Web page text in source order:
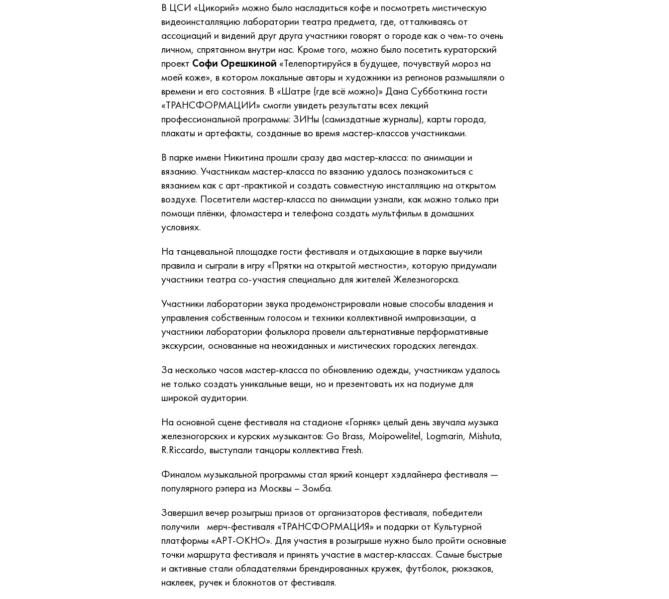
В ЦСИ «Цикорий» можно было насладиться кофе и посмотреть мистическую
видеоинсталляцию лаборатории театра предмета, где, отталкиваясь от
ассоциаций и видений друг друга участники говорят о городе как о чем-то очень
личном, спрятанном внутри нас. Кроме того, можно было посетить кураторский
проект Софи Орешкиной «Телепортируйся в будущее, почувствуй мороз на
моей коже», в котором локальные авторы и художники из регионов размышляли о
времени и его состояния. В «Шатре (где всё можно)» Дана Субботкина гости
«ТРАНСФОРМАЦИИ» смогли увидеть результаты всех лекций
профессиональной программы: ЗИНы (самиздатные журналы), карты города,
плакаты и артефакты, созданные во время мастер-классов участниками.
В парке имени Никитина прошли сразу два мастер-класса: по анимации и
вязанию. Участникам мастер-класса по вязанию удалось познакомиться с
вязанием как с арт-практикой и создать совместную инсталляцию на открытом
воздухе. Посетители мастер-класса по анимации узнали, как можно только при
помощи плёнки, фломастера и телефона создать мультфильм в домашних
условиях.
На танцевальной площадке гости фестиваля и отдыхающие в парке выучили
правила и сыграли в игру «Прятки на открытой местности», которую придумали
участники театра со-участия специально для жителей Железногорска.
Участники лаборатории звука продемонстрировали новые способы владения и
управления собственным голосом и техники коллективной импровизации, а
участники лаборатории фольклора провели альтернативные перформативные
экскурсии, основанные на неожиданных и мистических городских легендах.
За несколько часов мастер-класса по обновлению одежды, участникам удалось
не только создать уникальные вещи, но и презентовать их на подиуме для
широкой аудитории.
На основной сцене фестиваля на стадионе «Горняк» целый день звучала музыка
железногорских и курских музыкантов: Go Brass, Moipowelitel, Logmarin, Mishuta,
R.Riccardo, выступали танцоры коллектива Fresh.
Финалом музыкальной программы стал яркий концерт хэдлайнера фестиваля —
популярного рэпера из Москвы – Зомба.
Завершил вечер розыгрыш призов от организаторов фестиваля, победители
получили мерч-фестиваля «ТРАНСФОРМАЦИЯ» и подарки от Культурной
платформы «АРТ-ОКНО». Для участия в розыгрыше нужно было пройти основные
точки маршрута фестиваля и принять участие в мастер-классах. Самые быстрые
и активные стали обладателями брендированных кружек, футболок, рюкзаков,
наклеек, ручек и блокнотов от фестиваля.